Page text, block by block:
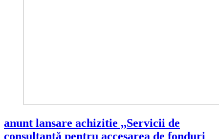
anunt lansare achizitie ,,Servicii de
consultanță pentru accesarea de fonduri